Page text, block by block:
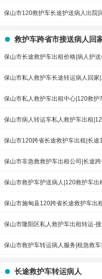
保山市120救护车长途护送病人出院
救护车跨省市接送病人回
保山市长途救护车出租价格|病人护
保山市私人救护车长途转运病人回
保山市私人救护车出租中心|120救护
保山市病人转运车私人救护车出租
保山市120跨省长途救护车出租|长
保山市非急救救护车出租公司|长途
保山市救护车护送病人|120救护车出
保山市施甸县120跨省长途救护车出
保山市隆阳区私人救护车出租转运-
保山市救护车转运病人服务|租急救
长途救护车转运病人